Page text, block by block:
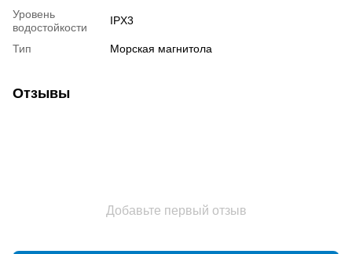
Уровень
водостойкости
IPX3
Тип Морская магнитола
Отзывы
Добавьте первый отзыв